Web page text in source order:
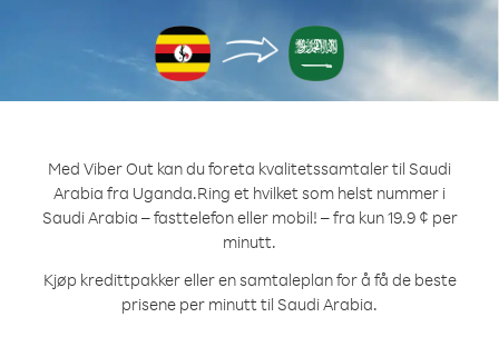
Med Viber Out kan du foreta kvalitetssamtaler til Saudi
Arabia fra Uganda.Ring et hvilket som helst nummer i
Saudi Arabia – fasttelefon eller mobil! – fra kun 19.9 ¢ per
minutt.
Kjøp kredittpakker eller en samtaleplan for å få de beste
prisene per minutt til Saudi Arabia.